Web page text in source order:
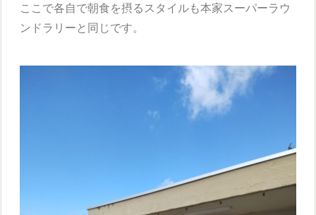
ここで各自で朝食を摂るスタイルも本家スーパーラウ
ンドラリーと同じです。